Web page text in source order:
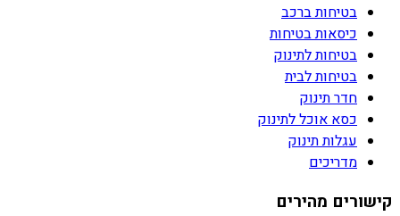
בטיחות ברכב
כיסאות בטיחות
בטיחות לתינוק
בטיחות לבית
חדר תינוק
כסא אוכל לתינוק
עגלות תינוק
מדריכים
קישורים מהירים